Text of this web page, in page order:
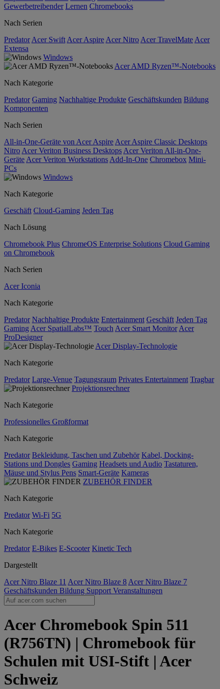
Gewerbetreibender Lernen Chromebooks
Nach Serien
Predator Acer Swift Acer Aspire Acer Nitro Acer TravelMate Acer
Extensa
Windows
Acer AMD Ryzen™-Notebooks
Nach Kategorie
Predator Gaming Nachhaltige Produkte Geschäftskunden Bildung
Komponenten
Nach Serien
All-in-One-Geräte von Acer Aspire Acer Aspire Classic Desktops
Nitro Acer Veriton Business Desktops Acer Veriton All-in-One-
Geräte Acer Veriton Workstations Add-In-One Chromebox Mini-
PCs
Windows
Nach Kategorie
Geschäft Cloud-Gaming Jeden Tag
Nach Lösung
Chromebook Plus ChromeOS Enterprise Solutions Cloud Gaming
on Chromebook
Nach Serien
Acer Iconia
Nach Kategorie
Predator Nachhaltige Produkte Entertainment Geschäft Jeden Tag
Gaming Acer SpatialLabs™ Touch Acer Smart Monitor Acer
ProDesigner
Acer Display-Technologie
Nach Kategorie
Predator Large-Venue Tagungsraum Privates Entertainment Tragbar
Projektionsrechner
Nach Kategorie
Professionelles Großformat
Nach Kategorie
Predator Bekleidung, Taschen und Zubehör Kabel, Docking-
Stations und Dongles Gaming Headsets und Audio Tastaturen,
Mäuse und Stylus Pens Smart-Geräte Kameras
ZUBEHÖR FINDER
Nach Kategorie
Predator Wi-Fi 5G
Nach Kategorie
Predator E-Bikes E-Scooter Kinetic Tech
Dargestellt
Acer Nitro Blaze 11 Acer Nitro Blaze 8 Acer Nitro Blaze 7
Geschäftskunden Bildung Support Veranstaltungen
Acer Chromebook Spin 511
(R756TN) | Chromebook für
Schulen mit USI-Stift | Acer
Schweiz